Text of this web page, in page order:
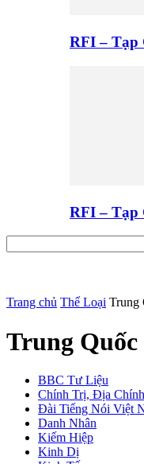
RFI – Tạp
RFI – Tạp
Trang chủ Thể Loại Trung
Trung
BBC Tư Liệu
Chính Trị, Địa
Đài Tiếng Nói Việt
Danh Nhân
Kiếm Hiệp
Kinh Dị